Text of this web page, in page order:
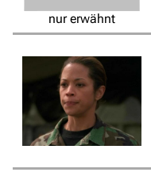
nur erwähnt